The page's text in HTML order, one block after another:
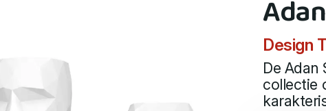
Design
De Adan
collectie